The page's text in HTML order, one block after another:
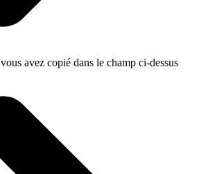
avez copié dans le champ ci-dessus